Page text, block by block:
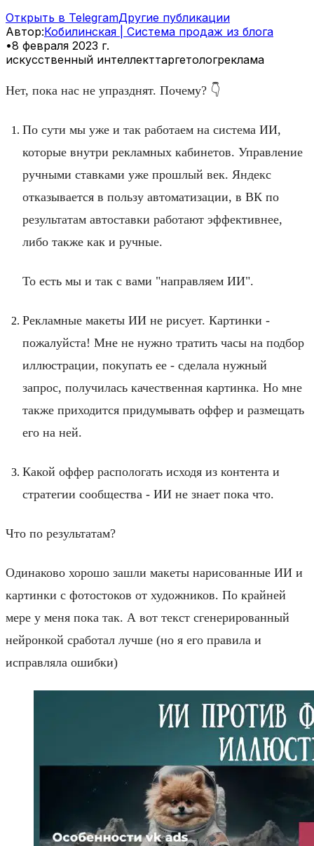
Открыть в TelegramДругие публикации
Автор:Кобилинская | Система продаж из блога
•8 февраля 2023 г.
искусственный интеллекттаргетологреклама
Нет, пока нас не упразднят. Почему? 👇
По сути мы уже и так работаем на система ИИ,
которые внутри рекламных кабинетов. Управление
ручными ставками уже прошлый век. Яндекс
отказывается в пользу автоматизации, в ВК по
результатам автоставки работают эффективнее,
либо также как и ручные.
То есть мы и так с вами "направляем ИИ".
Рекламные макеты ИИ не рисует. Картинки -
пожалуйста! Мне не нужно тратить часы на подбор
иллюстрации, покупать ее - сделала нужный
запрос, получилась качественная картинка. Но мне
также приходится придумывать оффер и размещать
его на ней.
Какой оффер распологать исходя из контента и
стратегии сообщества - ИИ не знает пока что.
Что по результатам?
Одинаково хорошо зашли макеты нарисованные ИИ и
картинки с фотостоков от художников. По крайней
мере у меня пока так. А вот текст сгенерированный
нейронкой сработал лучше (но я его правила и
исправляла ошибки)